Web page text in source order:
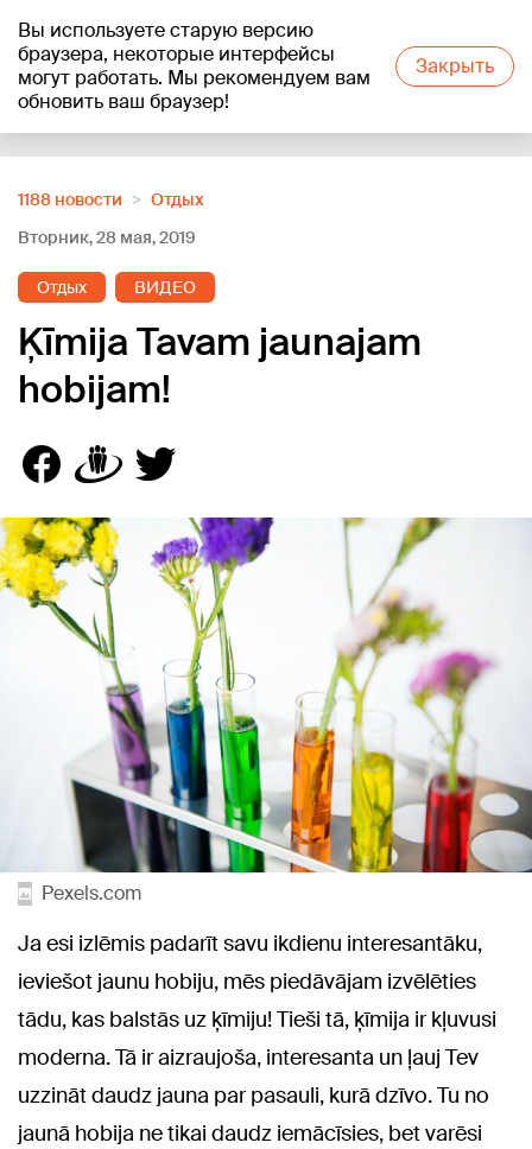
Вы используете старую версию
браузера, некоторые интерфейсы
могут работать. Мы рекомендуем вам
обновить ваш браузер!
Закрыть
+22°C
1188 новости
Отдых
Вторник, 28 мая, 2019
Отдых ВИДЕО
Ķīmija Tavam jaunajam
hobijam!
Pexels.com
Ja esi izlēmis padarīt savu ikdienu interesantāku,
ieviešot jaunu hobiju, mēs piedāvājam izvēlēties
tādu, kas balstās uz ķīmiju! Tieši tā, ķīmija ir kļuvusi
moderna. Tā ir aizraujoša, interesanta un ļauj Tev
uzzināt daudz jauna par pasauli, kurā dzīvo. Tu no
jaunā hobija ne tikai daudz iemācīsies, bet varēsi